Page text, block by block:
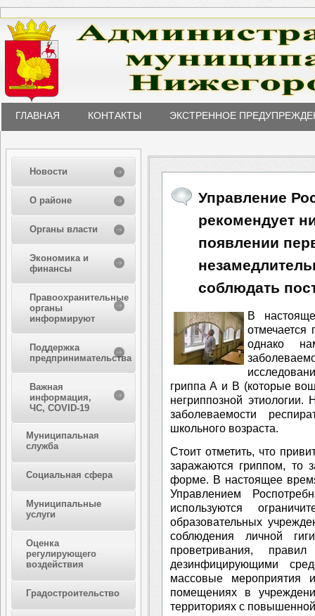
ГЛАВНАЯ КОНТАКТЫ ЭКСТРЕННОЕ
Новости
О районе
Органы власти
Экономика и
финансы
Правоохранительные
органы
информируют
Поддержка
предпринимательства
Важная
информация,
ЧС, COVID-19
Муниципальная
служба
Социальная сфера
Муниципальные
услуги
Оценка
регулирующего
воздействия
Градостроительство
Управление
рекомендует
появлении
соблюдать
В
однако
гриппа А и В (которые
негриппозной
заболеваемости
школьного возраста.
Стоит отметить, что
заражаются гриппом, то
форме. В настоящее
Управлением
используются
образовательных
соблюдения личной
проветривания,
дезинфицирующими
массовые мероприятия
помещениях в
территориях с